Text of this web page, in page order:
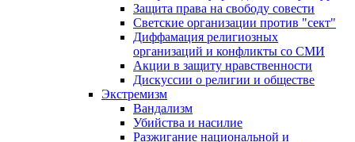
Защита права на свободу совести
Светские организации против "сект"
Диффамация религиозных
организаций и конфликты со СМИ
Акции в защиту нравственности
Дискуссии о религии и обществе
Экстремизм
Вандализм
Убийства и насилие
Разжигание национальной и